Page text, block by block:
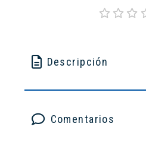
Descripción
Comentarios